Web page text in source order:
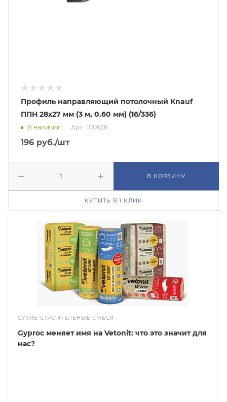
Профиль направляющий потолочный Knauf
ППН 28х27 мм (3 м, 0.60 мм) (16/336)
В наличии Арт.: 100628
196 руб./шт
В КОРЗИНУ
КУПИТЬ В 1 КЛИК
СУХИЕ СТРОИТЕЛЬНЫЕ СМЕСИ
Gyproc меняет имя на Vetonit: что это значит для
нас?